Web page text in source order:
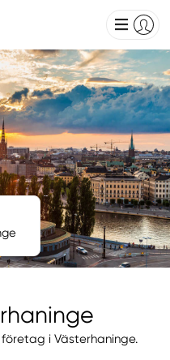
i Västerhaninge.